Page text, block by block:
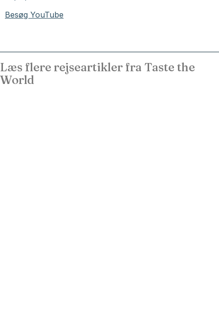
Besøg YouTube
Læs flere rejseartikler fra Taste the
World